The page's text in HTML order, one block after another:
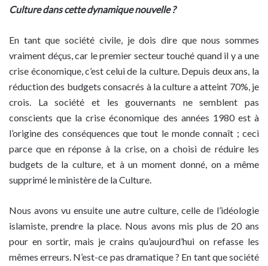
Culture dans cette dynamique nouvelle ?
En tant que société civile, je dois dire que nous sommes
vraiment déçus, car le premier secteur touché quand il y a une
crise économique, c’est celui de la culture. Depuis deux ans, la
réduction des budgets consacrés à la culture a atteint 70%, je
crois. La société et les gouvernants ne semblent pas
conscients que la crise économique des années 1980 est à
l’origine des conséquences que tout le monde connaît ; ceci
parce que en réponse à la crise, on a choisi de réduire les
budgets de la culture, et à un moment donné, on a même
supprimé le ministère de la Culture.
Nous avons vu ensuite une autre culture, celle de l’idéologie
islamiste, prendre la place. Nous avons mis plus de 20 ans
pour en sortir, mais je crains qu’aujourd’hui on refasse les
mêmes erreurs. N’est-ce pas dramatique ? En tant que société